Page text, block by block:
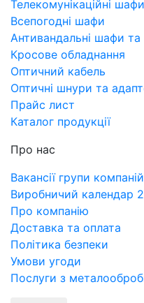
Телекомунікаційні шафи
Всепогодні шафи
Антивандальні шафи
Кросове обладнання
Оптичний кабель
Оптичні шнури та
Прайс лист
Каталог продукції
Про нас
Вакансії групи
Виробничий календар
Про компанію
Доставка та оплата
Політика безпеки
Умови угоди
Послуги з